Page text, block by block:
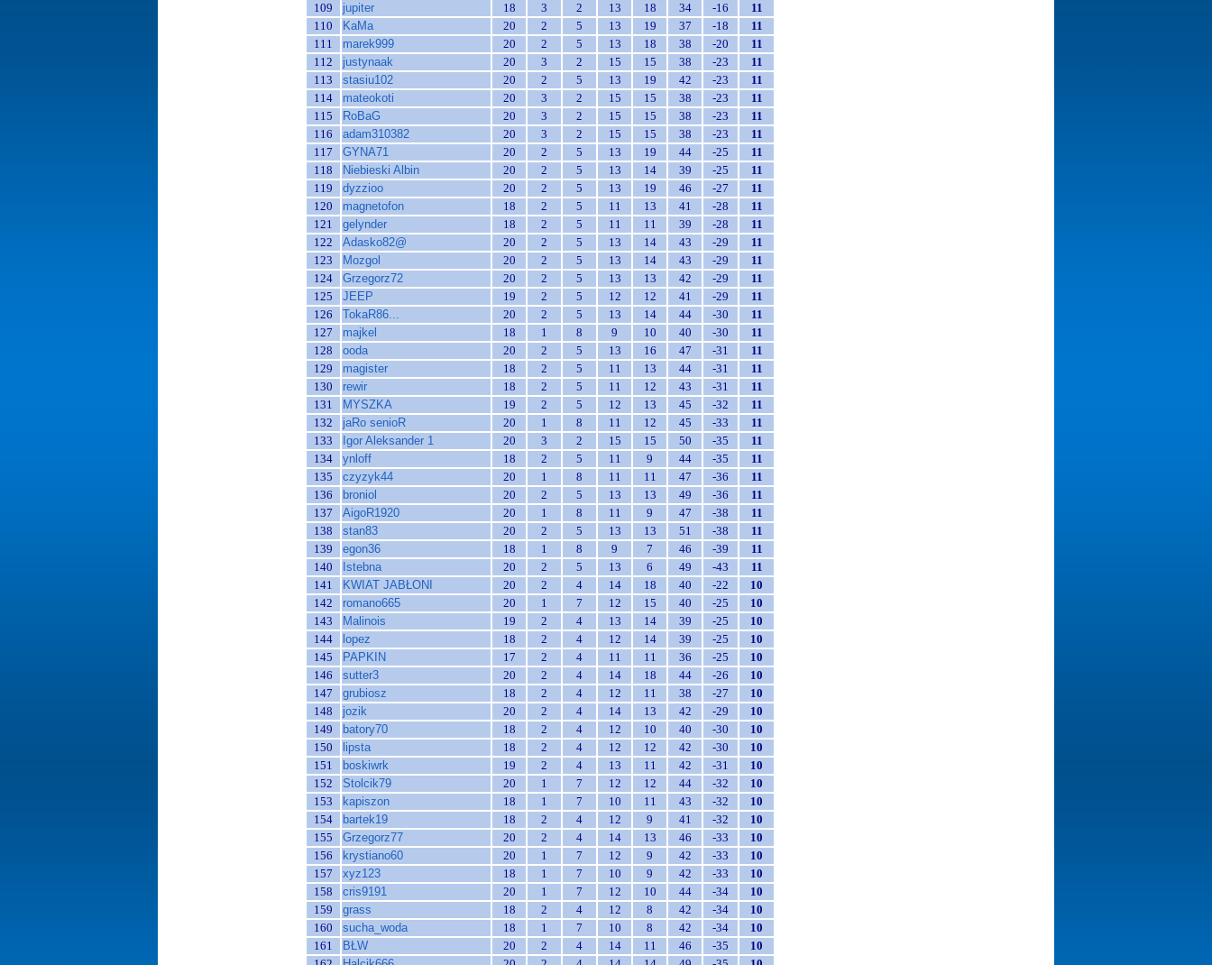
109
jupiter 18 3 2 13 18 34 -16
11
110
KaMa 20 2 5 13 19 37 -18
11
111
marek999 20 2 5 13 18 38 -20
11
112
justynaak 20 3 2 15 15 38 -23
11
113
stasiu102 20 2 5 13 19 42 -23
11
114
mateokoti 20 3 2 15 15 38 -23
11
115
RoBaG 20 3 2 15 15 38 -23
11
116
adam310382 20 3 2 15 15 38 -23
11
117
GYNA71 20 2 5 13 19 44 -25
11
118
Niebieski Albin 20 2 5 13 14 39 -25
11
119
dyzzioo 20 2 5 13 19 46 -27
11
120
magnetofon 18 2 5 11 13 41 -28
11
121
gelynder 18 2 5 11 11 39 -28
11
122
Adasko82@ 20 2 5 13 14 43 -29
11
123
Mozgol 20 2 5 13 14 43 -29
11
124
Grzegorz72 20 2 5 13 13 42 -29
11
125
JEEP 19 2 5 12 12 41 -29
11
126
TokaR86... 20 2 5 13 14 44 -30
11
127
majkel 18 1 8 9 10 40 -30
11
128
ooda 20 2 5 13 16 47 -31
11
129
magister 18 2 5 11 13 44 -31
11
130
rewir 18 2 5 11 12 43 -31
11
131
MYSZKA 19 2 5 12 13 45 -32
11
132
jaRo senioR 20 1 8 11 12 45 -33
11
133
Igor Aleksander 1 20 3 2 15 15 50 -35
11
134
ynloff 18 2 5 11 9 44 -35
11
135
czyzyk44 20 1 8 11 11 47 -36
11
136
broniol 20 2 5 13 13 49 -36
11
137
AigoR1920 20 1 8 11 9 47 -38
11
138
stan83 20 2 5 13 13 51 -38
11
139
egon36 18 1 8 9 7 46 -39
11
140
Istebna 20 2 5 13 6 49 -43
11
141
KWIAT JABŁONI 20 2 4 14 18 40 -22
10
142
romano665 20 1 7 12 15 40 -25
10
143
Malinois 19 2 4 13 14 39 -25
10
144
lopez 18 2 4 12 14 39 -25
10
145
PAPKIN 17 2 4 11 11 36 -25
10
146
sutter3 20 2 4 14 18 44 -26
10
147
grubiosz 18 2 4 12 11 38 -27
10
148
jozik 20 2 4 14 13 42 -29
10
149
batory70 18 2 4 12 10 40 -30
10
150
lipsta 18 2 4 12 12 42 -30
10
151
boskiwrk 19 2 4 13 11 42 -31
10
152
Stolcik79 20 1 7 12 12 44 -32
10
153
kapiszon 18 1 7 10 11 43 -32
10
154
bartek19 18 2 4 12 9 41 -32
10
155
Grzegorz77 20 2 4 14 13 46 -33
10
156
krystiano60 20 1 7 12 9 42 -33
10
157
xyz123 18 1 7 10 9 42 -33
10
158
cris9191 20 1 7 12 10 44 -34
10
159
grass 18 2 4 12 8 42 -34
10
160
sucha_woda 18 1 7 10 8 42 -34
10
161
BŁW 20 2 4 14 11 46 -35
10